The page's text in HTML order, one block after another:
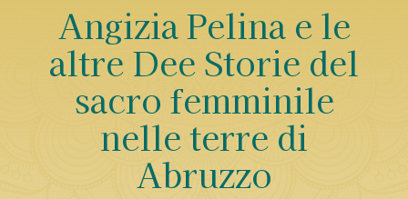
Percorsi
Eventi
Centro Ricerche
Angizia Pelina e le
altre Dee Storie del
sacro femminile
nelle terre di
Abruzzo